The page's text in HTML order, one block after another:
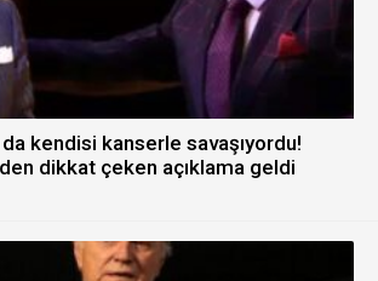
kendisi kanserle savaşıyordu!
dikkat çeken açıklama geldi